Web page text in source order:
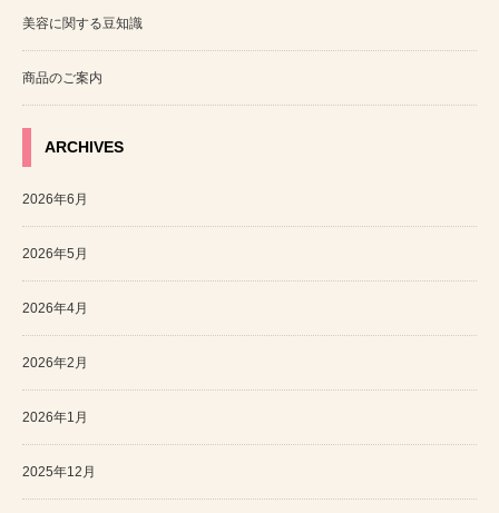
美容に関する豆知識
商品のご案内
ARCHIVES
2026年6月
2026年5月
2026年4月
2026年2月
2026年1月
2025年12月